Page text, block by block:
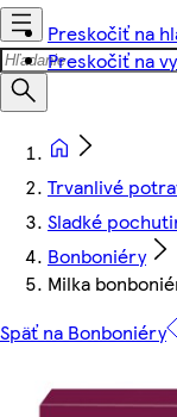
Preskočiť na
Preskočiť na
Trvanlivé
Sladké
Bonboniéry
Milka
Späť na Bonboniéry